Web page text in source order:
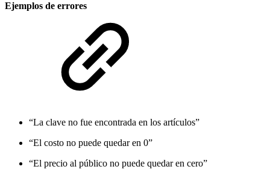
Ejemplos de errores
“La clave no fue encontrada en los artículos”
“El costo no puede quedar en 0”
“El precio al público no puede quedar en cero”